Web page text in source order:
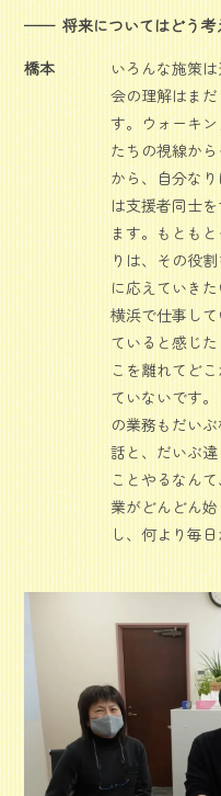
将来についてはどう
橋本
いろんな施策
会の理解はま
す。ウォーキ
たちの視線か
から、自分な
は支援者同士
ます。もとも
りは、その役
に応えていき
横浜で仕事し
ていると感じ
こを離れてど
ていないです
の業務もだい
話と、だいぶ
ことやるなん
業がどんどん
し、何より毎